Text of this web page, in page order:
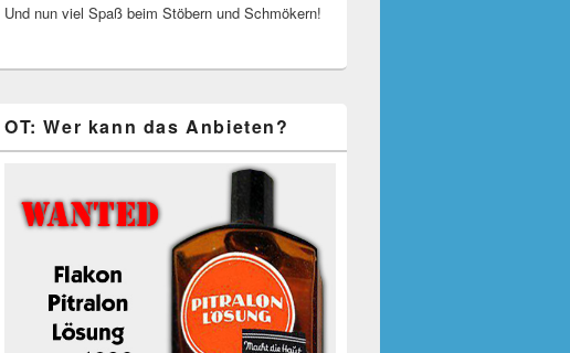
Und nun viel Spaß beim Stöbern und Schmökern!
OT: Wer kann das Anbieten?